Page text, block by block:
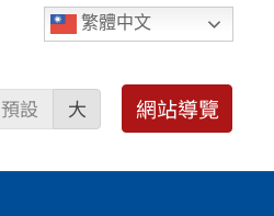
繁體中文
預設 大 網站導覽